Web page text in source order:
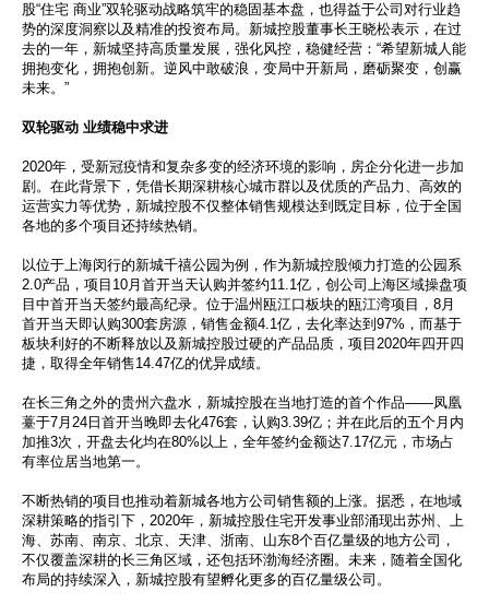
股“住宅 商业”双轮驱动战略筑牢的稳固基本盘，也得益于公司对行业趋
势的深度洞察以及精准的投资布局。新城控股董事长王晓松表示，在过
去的一年，新城坚持高质量发展，强化风控，稳健经营：“希望新城人能
拥抱变化，拥抱创新。逆风中敢破浪，变局中开新局，磨砺聚变，创赢
未来。”
双轮驱动 业绩稳中求进
2020年，受新冠疫情和复杂多变的经济环境的影响，房企分化进一步加
剧。在此背景下，凭借长期深耕核心城市群以及优质的产品力、高效的
运营实力等优势，新城控股不仅整体销售规模达到既定目标，位于全国
各地的多个项目还持续热销。
以位于上海闵行的新城千禧公园为例，作为新城控股倾力打造的公园系
2.0产品，项目10月首开当天认购并签约11.1亿，创公司上海区域操盘项
目中首开当天签约最高纪录。位于温州瓯江口板块的瓯江湾项目，8月
首开当天即认购300套房源，销售金额4.1亿，去化率达到97%，而基于
板块利好的不断释放以及新城控股过硬的产品品质，项目2020年四开四
捷，取得全年销售14.47亿的优异成绩。
在长三角之外的贵州六盘水，新城控股在当地打造的首个作品——凤凰
薹于7月24日首开当晚即去化476套，认购3.39亿；并在此后的五个月内
加推3次，开盘去化均在80%以上，全年签约金额达7.17亿元，市场占
有率位居当地第一。
不断热销的项目也推动着新城各地方公司销售额的上涨。据悉，在地域
深耕策略的指引下，2020年，新城控股住宅开发事业部涌现出苏州、上
海、苏南、南京、北京、天津、浙南、山东8个百亿量级的地方公司，
不仅覆盖深耕的长三角区域，还包括环渤海经济圈。未来，随着全国化
布局的持续深入，新城控股有望孵化更多的百亿量级公司。